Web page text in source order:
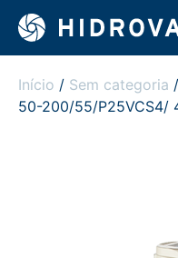
Início / Sem categoria
50-200/55/P25VCS4/